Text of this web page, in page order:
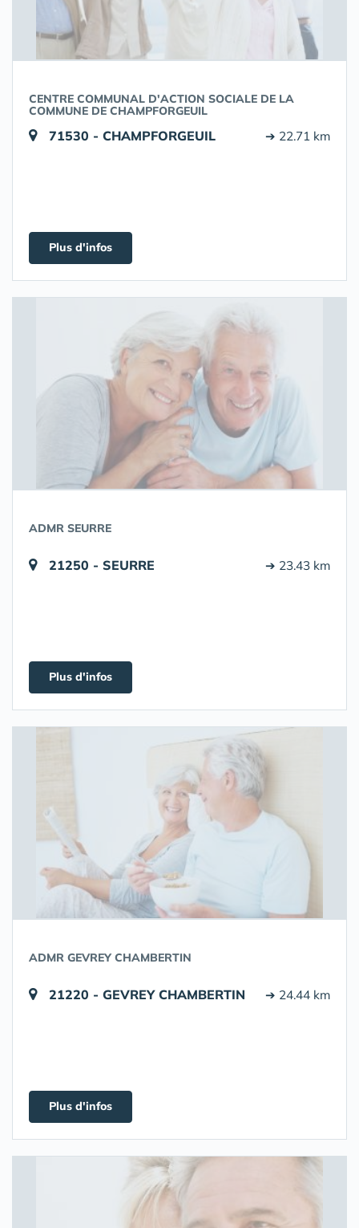
CENTRE COMMUNAL D'ACTION SOCIALE DE LA
COMMUNE DE CHAMPFORGEUIL
71530 - CHAMPFORGEUIL ➔ 22.71 km
Plus d'infos
ADMR SEURRE
21250 - SEURRE ➔ 23.43 km
Plus d'infos
ADMR GEVREY CHAMBERTIN
21220 - GEVREY CHAMBERTIN ➔ 24.44 km
Plus d'infos